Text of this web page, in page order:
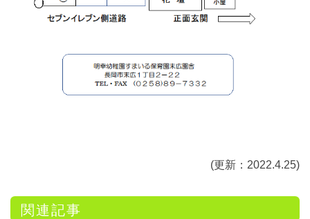
(更新：2022.4.25)
関連記事